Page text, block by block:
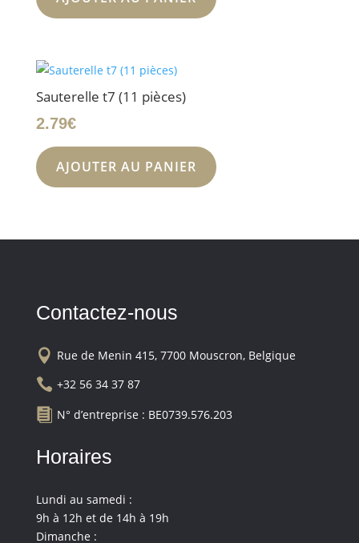
Sauterelle t7 (11 pièces)
2.79€
AJOUTER AU PANIER
Contactez-nous
 Rue de Menin 415, 7700 Mouscron, Belgique
 +32 56 34 37 87
 N° d’entreprise : BE0739.576.203
Horaires
Lundi au samedi :
9h à 12h et de 14h à 19h
Dimanche :